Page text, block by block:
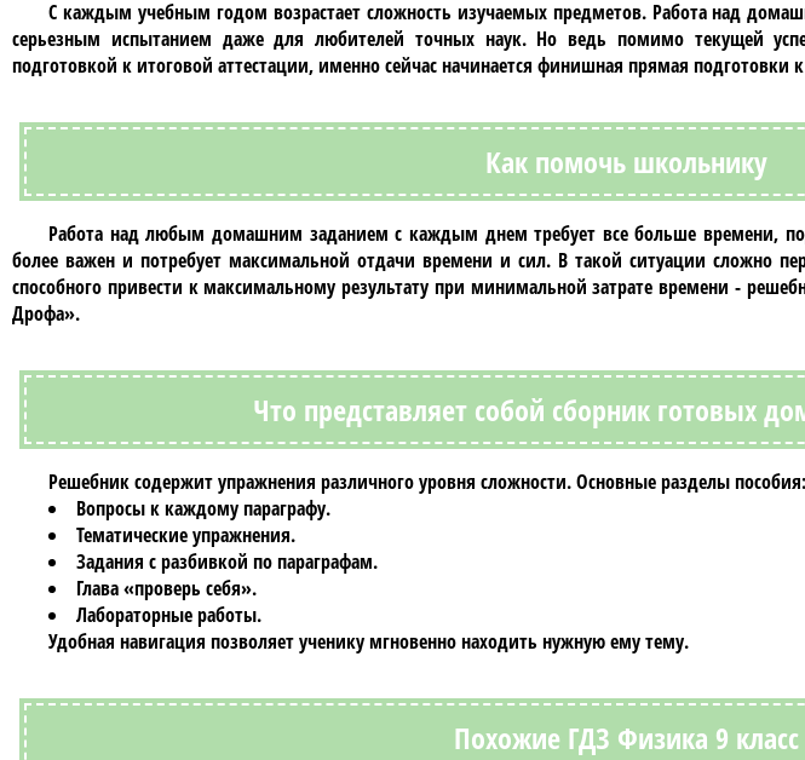
С каждым учебным годом возрастает сложность изучаемых предметов. Работа над
серьезным испытанием даже для любителей точных наук. Но ведь помимо текущей
подготовкой к итоговой аттестации, именно сейчас начинается финишная прямая
Как помочь школьнику
Работа над любым домашним заданием с каждым днем требует все больше времени,
более важен и потребует максимальной отдачи времени и сил. В такой ситуации сложно
способного привести к максимальному результату при минимальной затрате времени -
Дрофа».
Что представляет собой сборник готовых
Решебниксодержит упражнения различного уровня сложности. Основные разделы пособия:
Вопросы к каждому параграфу.
Тематические упражнения.
Задания с разбивкой по параграфам.
Глава «проверь себя».
Лабораторные работы.
Удобная навигация позволяет ученику мгновенно находить нужную ему тему.
Похожие ГДЗ Физика 9 класс